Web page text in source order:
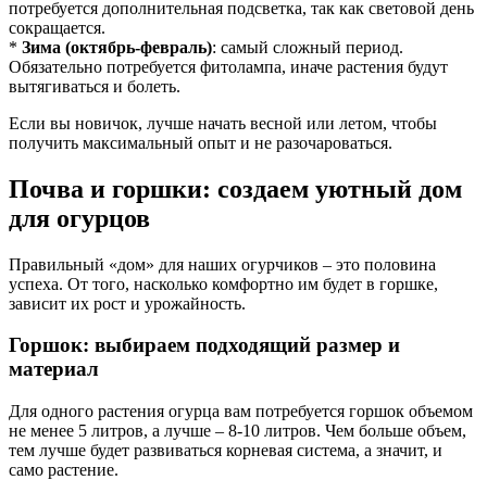
потребуется дополнительная подсветка, так как световой день
сокращается.
* Зима (октябрь-февраль): самый сложный период.
Обязательно потребуется фитолампа, иначе растения будут
вытягиваться и болеть.
Если вы новичок, лучше начать весной или летом, чтобы
получить максимальный опыт и не разочароваться.
Почва и горшки: создаем уютный дом
для огурцов
Правильный «дом» для наших огурчиков – это половина
успеха. От того, насколько комфортно им будет в горшке,
зависит их рост и урожайность.
Горшок: выбираем подходящий размер и
материал
Для одного растения огурца вам потребуется горшок объемом
не менее 5 литров, а лучше – 8-10 литров. Чем больше объем,
тем лучше будет развиваться корневая система, а значит, и
само растение.